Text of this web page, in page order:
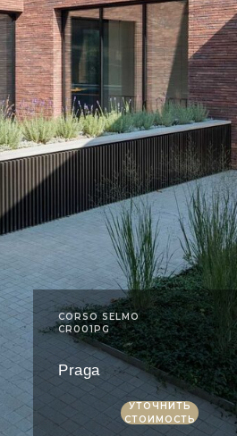
Praga
CORSO SELMO
CR001PG
УТОЧНИТЬ
СТОИМОСТЬ